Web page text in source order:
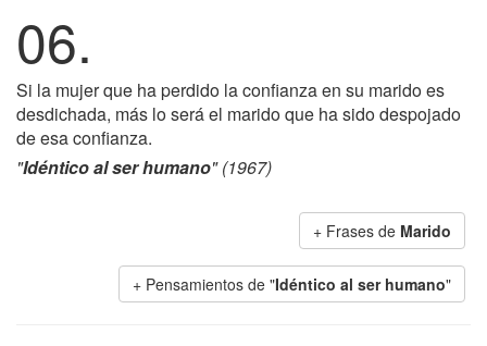
06.
Si la mujer que ha perdido la confianza en su marido es
desdichada, más lo será el marido que ha sido despojado
de esa confianza.
"Idéntico al ser humano" (1967)
+ Frases de Marido
+ Pensamientos de "Idéntico al ser humano"